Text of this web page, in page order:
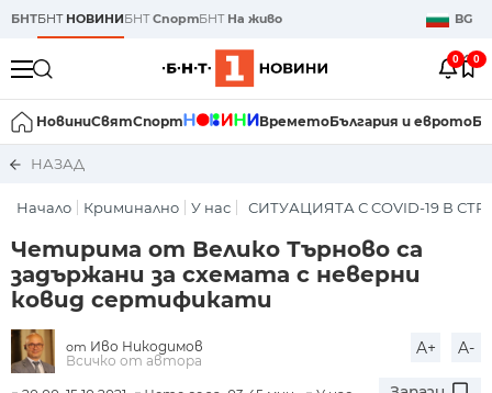
БНТБНТ НОВИНИБНТСпортБНТ На живо BG
0 0
НовиниСвятСпорт ВреметоБългария и еврото
НАЗАД
Начало Криминално У нас СИТУАЦИЯТА С COVID-19 В
Четирима от Велико Търново са
задържани за схемата с неверни
ковид сертификати
от Иво Никодимов
Всичко от автора
A+ A-